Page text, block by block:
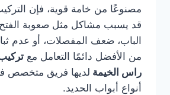
مصنوعًا من خامة قوية، فإن
قد يسبب مشاكل مثل صعوبة الفتح
الباب، ضعف المفصلات، أو عدم
من الأفضل دائمًا التعامل مع
راس الخيمة لديها فريق متخصص
أنواع أبواب الحديد.